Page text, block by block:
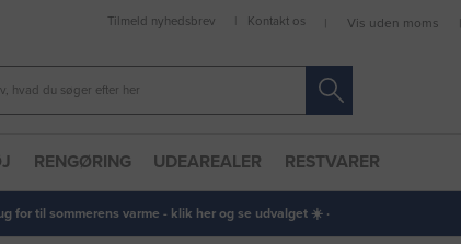
Tilmeld nyhedsbrev Kontakt os Vis uden moms
RENGØRING UDEAREALER RESTVARER
for til sommerens varme - klik her og se udvalget ☀️ ·